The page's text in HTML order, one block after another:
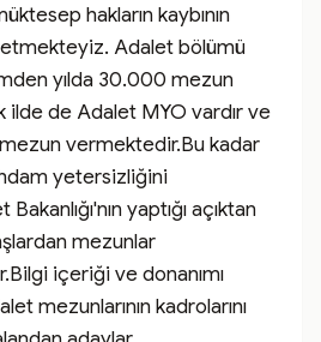
hakların kaybının
Adalet bölümü
yılda 30.000 mezun
de Adalet MYO vardır ve
vermektedir.Bu kadar
yetersizliğini
yaptığı açıktan
mezunlar
içeriği ve donanımı
mezunlarının kadrolarını